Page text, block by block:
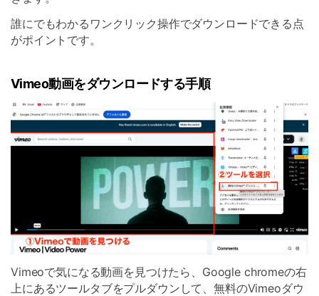
誰にでもわかるワンクリック操作でダウンロードできる点
がポイントです。
Vimeo動画をダウンロードする手順
Vimeoで気になる動画を見つけたら、Google chromeの右
上にあるツールタブをプルダウンして、無料のVimeoダウ